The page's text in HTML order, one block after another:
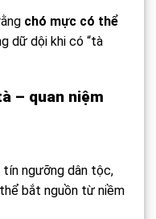
chó mực có thể
dữ dội khi có “tà
– quan niệm
tín ngưỡng dân tộc,
bắt nguồn từ niềm